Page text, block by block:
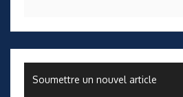
Soumettre un nouvel article